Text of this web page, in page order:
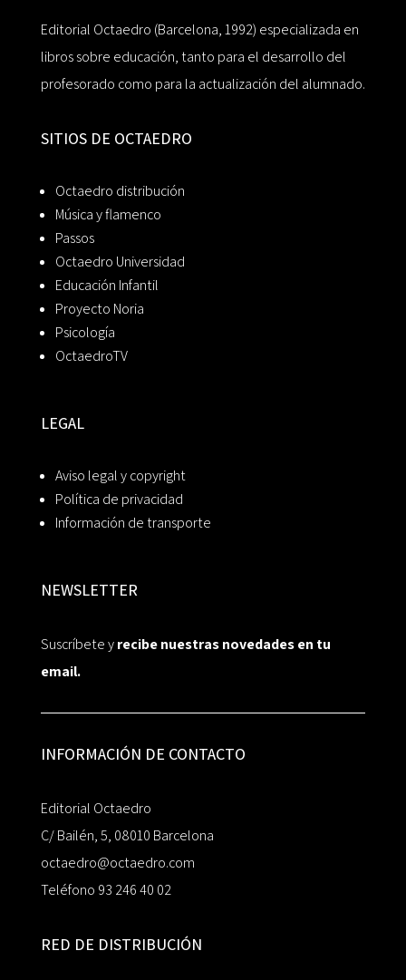
Editorial Octaedro (Barcelona, 1992) especializada en
libros sobre educación, tanto para el desarrollo del
profesorado como para la actualización del alumnado.
SITIOS DE OCTAEDRO
Octaedro distribución
Música y flamenco
Passos
Octaedro Universidad
Educación Infantil
Proyecto Noria
Psicología
OctaedroTV
LEGAL
Aviso legal y copyright
Política de privacidad
Información de transporte
NEWSLETTER
Suscríbete yrecibe nuestras novedades en tu
email.
INFORMACIÓN DE CONTACTO
Editorial Octaedro
C/ Bailén, 5, 08010 Barcelona
octaedro@octaedro.com
Teléfono 93 246 40 02
RED DE DISTRIBUCIÓN